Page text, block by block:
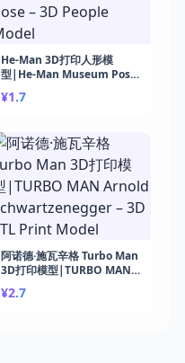
He-Man 3D打印人形模
型|He-Man Museum Pose
¥1.7
阿诺德·施瓦辛格 Turbo Man
3D打印模型|TURBO MAN
3D STL Print Model
¥2.7